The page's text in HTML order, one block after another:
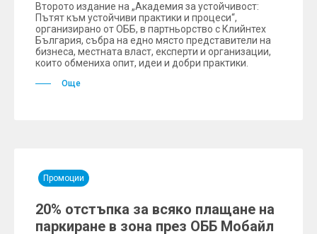
Второто издание на „Академия за устойчивост:
Пътят към устойчиви практики и процеси“,
организирано от ОББ, в партньорство с Клийнтех
България, събра на едно място представители на
бизнеса, местната власт, експерти и организации,
които обмениха опит, идеи и добри практики.
Още
Промоции
20% отстъпка за всяко плащане на
паркиране в зона през ОББ Мобайл